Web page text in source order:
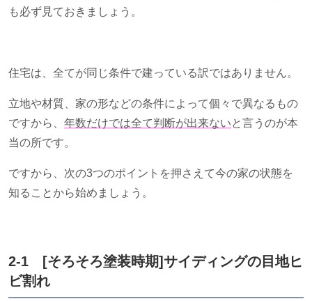
も必ず見ておきましょう。
住宅は、全てが同じ条件で建っている訳ではありません。
立地や材質、家の形などの条件によって個々で異なるもの
ですから、 年数だけでは全て判断が出来ないと言うのが本
当の所です。
ですから、次の3つのポイントを押さえて今の家の状態を
知ることから始めましょう。
2-1 [そろそろ塗装時期]サイディングの目地ヒ
ビ割れ